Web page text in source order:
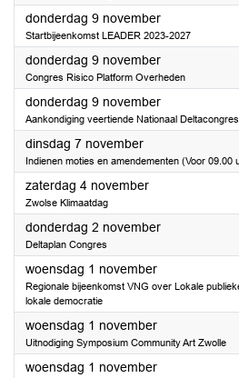
donderdag 9 november2023
Startbijeenkomst LEADER 2023-2027
donderdag 9 november2023
Congres Risico Platform Overheden
donderdag 9 november2023
Aankondiging veertiende Nationaal Deltacongres
dinsdag 7 november2023
Indienen moties en amendementen (Voor 09.00
zaterdag 4 november2023
Zwolse Klimaatdag
donderdag 2 november2023
Deltaplan Congres
woensdag 1 november2023
Regionale bijeenkomst VNG over Lokale
lokale democratie
woensdag 1 november2023
Uitnodiging Symposium Community Art Zwolle
woensdag 1 november2023